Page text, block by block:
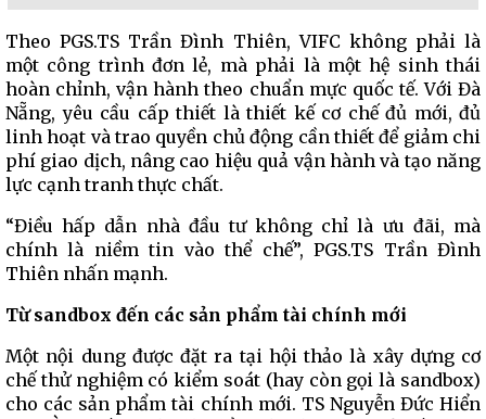
Theo PGS.TS Trần Đình Thiên, VIFC không phải là
một công trình đơn lẻ, mà phải là một hệ sinh thái
hoàn chỉnh, vận hành theo chuẩn mực quốc tế. Với Đà
Nẵng, yêu cầu cấp thiết là thiết kế cơ chế đủ mới, đủ
linh hoạt và trao quyền chủ động cần thiết để giảm chi
phí giao dịch, nâng cao hiệu quả vận hành và tạo năng
lực cạnh tranh thực chất.
“Điều hấp dẫn nhà đầu tư không chỉ là ưu đãi, mà
chính là niềm tin vào thể chế”, PGS.TS Trần Đình
Thiên nhấn mạnh.
Từ sandbox đến các sản phẩm tài chính mới
Một nội dung được đặt ra tại hội thảo là xây dựng cơ
chế thử nghiệm có kiểm soát (hay còn gọi là sandbox)
cho các sản phẩm tài chính mới. TS Nguyễn Đức Hiển